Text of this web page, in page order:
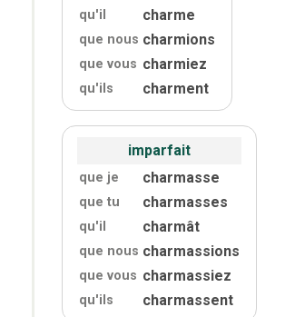
qu'il charme
que nous charmions
que vous charmiez
qu'ils charment
imparfait
que je charmasse
que tu charmasses
qu'il charmât
que nous charmassions
que vous charmassiez
qu'ils charmassent